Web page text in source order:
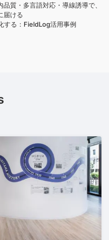
質・多言語対応・導線誘導で、
届ける
する：FieldLog活用事例